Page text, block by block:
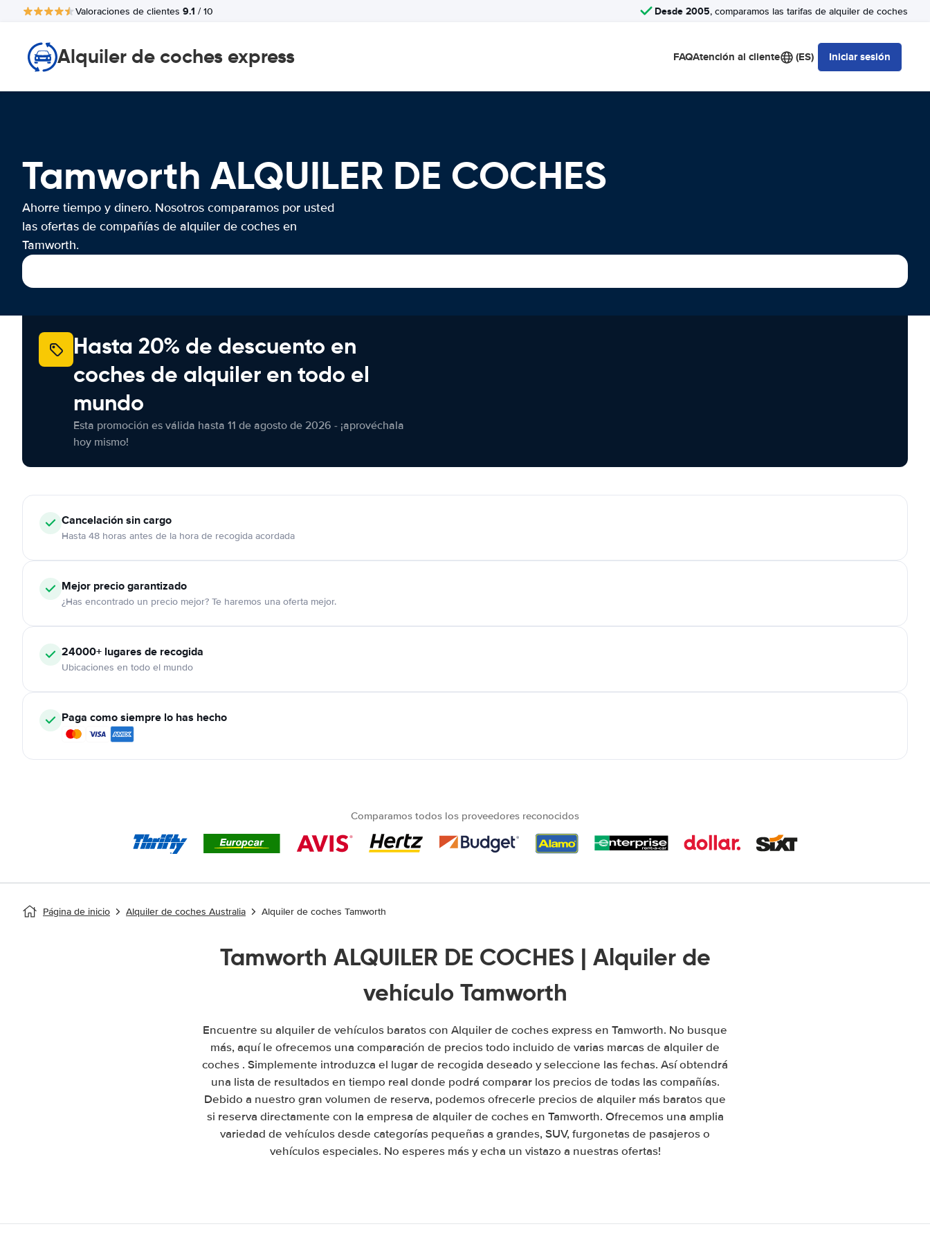
Valoraciones de clientes 9.1 / 10 Desde 2005, comparamos las tarifas de alquiler de coches
Alquiler de coches express FAQAtención al cliente (ES) Iniciar sesión
Tamworth ALQUILER DE COCHES
Ahorre tiempo y dinero. Nosotros comparamos por usted
las ofertas de compañías de alquiler de coches en
Tamworth.
Hasta 20% de descuento en
coches de alquiler en todo el
mundo
Esta promoción es válida hasta 11 de agosto de 2026 - ¡aprovéchala
hoy mismo!
Cancelaciónsin cargo
Hasta 48 horas antes de la hora de recogida acordada
Mejor precio garantizado
¿Has encontrado un precio mejor? Te haremos una oferta mejor.
24000+ lugares de recogida
Ubicaciones en todo el mundo
Paga como siempre lo has hecho
Comparamos todos los proveedores reconocidos
Página de inicio Alquiler de coches Australia Alquiler de coches Tamworth
Tamworth ALQUILER DE COCHES | Alquiler de
vehículo Tamworth
Encuentre su alquiler de vehículos baratos con Alquiler de coches express en Tamworth. No busque
más, aquí le ofrecemos una comparación de precios todo incluido de varias marcas de alquiler de
coches . Simplemente introduzca el lugar de recogida deseado y seleccione las fechas. Así obtendrá
una lista de resultados en tiempo real donde podrá comparar los precios de todas las compañías.
Debido a nuestro gran volumen de reserva, podemos ofrecerle precios de alquiler más baratos que
si reserva directamente con la empresa de alquiler de coches en Tamworth. Ofrecemos una amplia
variedad de vehículos desde categorías pequeñas a grandes, SUV, furgonetas de pasajeros o
vehículos especiales. No esperes más y echa un vistazo a nuestras ofertas!